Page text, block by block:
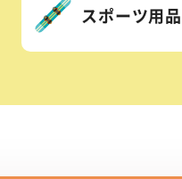
スポーツ用品